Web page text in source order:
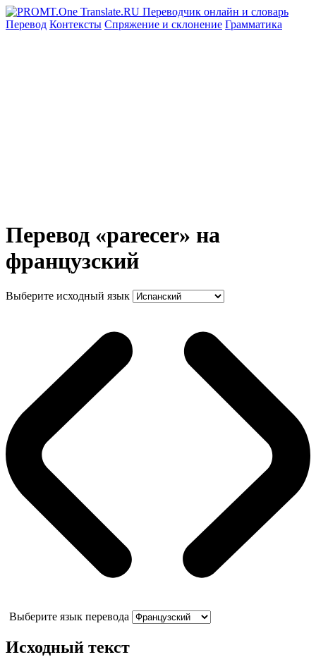
Перевод Контексты Спряжение и склонение Грамматика
Перевод «parecer» на
французский
Выберите исходный язык
Выберите язык перевода
Исходный текст